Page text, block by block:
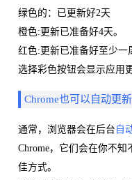
绿色的：已更新好2天
橙色:更新已准备好4天。
红色:更新已准备好至少一
选择彩色按钮会显示应用
Chrome也可以自动更新
通常，浏览器会在后台 自
Chrome，它们会在你不
佳方式。